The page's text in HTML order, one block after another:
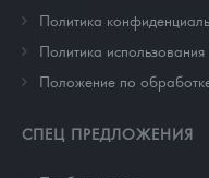
Политика
Политика
Положение по
СПЕЦ ПРЕДЛОЖЕНИЯ